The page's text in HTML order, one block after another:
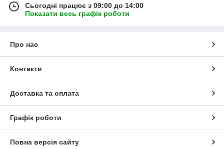
Сьогодні працює з 09:00 до 14:00
Показати весь графік роботи
Про нас
Контакти
Доставка та оплата
Графік роботи
Повна версія сайту